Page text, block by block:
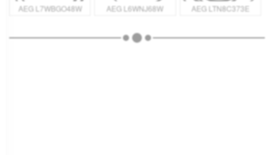
AEG L7WBGO48W AEG L6WNJ68W AEG LTN8C373E